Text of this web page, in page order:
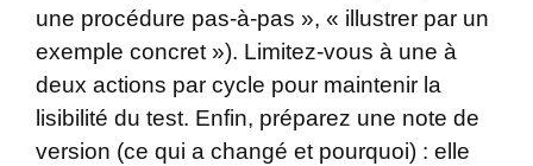
une procédure pas-à-pas », « illustrer par un
exemple concret »). Limitez-vous à une à
deux actions par cycle pour maintenir la
lisibilité du test. Enfin, préparez une note de
version (ce qui a changé et pourquoi) : elle